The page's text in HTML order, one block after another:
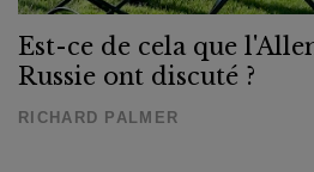
Est-ce de cela que
Russie ont discuté ?
RICHARD PALMER